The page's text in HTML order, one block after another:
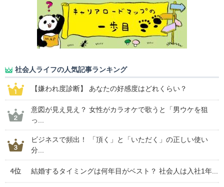
社会人ライフの人気記事ランキング
【嫌われ度診断】 あなたの好感度はどれくらい？
意図が見え見え？ 女性がカラオケで歌うと「男ウケを狙
っ...
ビジネスで頻出！ 「頂く」と「いただく」の正しい使い
分...
4位 結婚するタイミングは何年目がベスト？ 社会人は入社1年...